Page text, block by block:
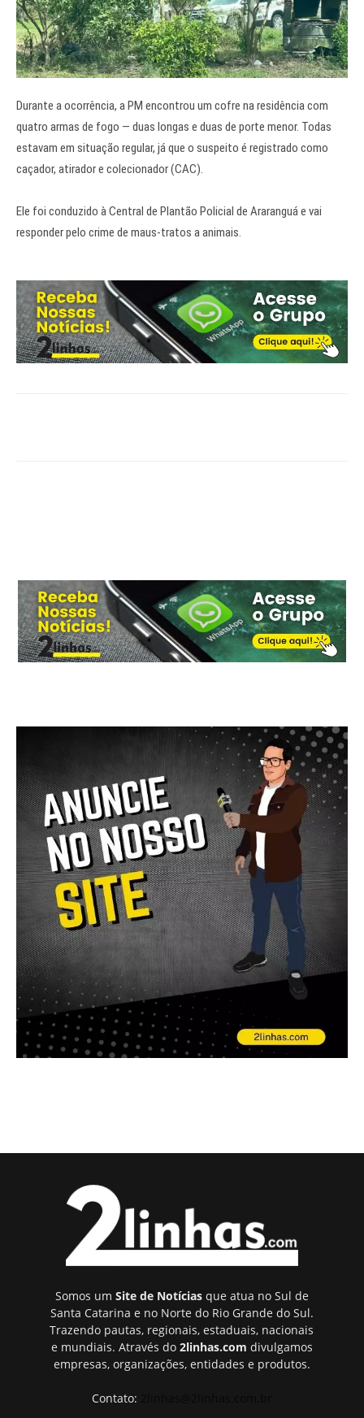
Durante a ocorrência, a PM encontrou um cofre na residência com
quatro armas de fogo — duas longas e duas de porte menor. Todas
estavam em situação regular, já que o suspeito é registrado como
caçador, atirador e colecionador (CAC).
Ele foi conduzido à Central de Plantão Policial de Araranguá e vai
responder pelo crime de maus-tratos a animais.
Somos um Site de Notíciasque atua no Sul de
Santa Catarina e no Norte do Rio Grande do Sul.
Trazendo pautas, regionais, estaduais, nacionais
e mundiais. Através do 2linhas.com divulgamos
empresas, organizações, entidades e produtos.
Contato: